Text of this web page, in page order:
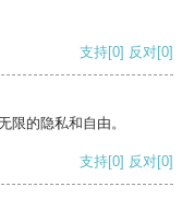
支持[0] 反对[0]
限的隐私和自由。
支持[0] 反对[0]